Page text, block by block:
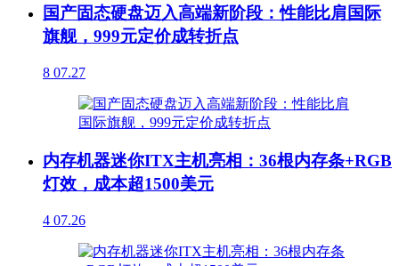
国产固态硬盘迈入高端新阶段：性能比肩国际
旗舰，999元定价成转折点
8 07.27
内存机器迷你ITX主机亮相：36根内存条+RGB
灯效，成本超1500美元
4 07.26